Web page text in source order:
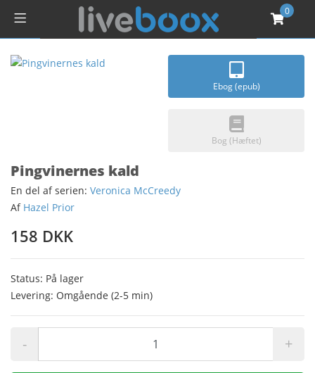
0
Ebog (epub)
Bog (Hæftet)
Pingvinernes kald
En del af serien: Veronica McCreedy
Af Hazel Prior
158 DKK
Status: På lager
Levering: Omgående (2-5 min)
- +